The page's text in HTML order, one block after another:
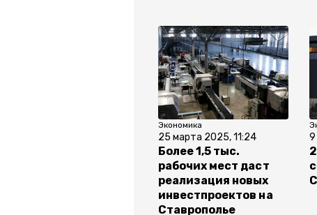
Экономика
25 марта 2025, 11:24
Более 1,5 тыс.
рабочих мест даст
реализация новых
инвестпроектов на
Ставрополье
9